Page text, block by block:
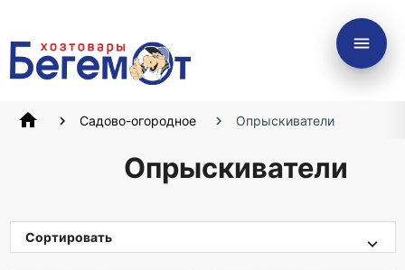
menu
home Садово-огородное Опрыскиватели
Опрыскиватели
Сортировать